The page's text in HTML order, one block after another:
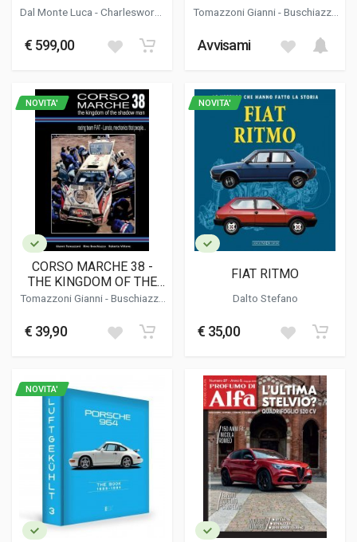
DEFINITIVE HISTORY
Dal Monte Luca -Charlesworth
€ 599,00
OMBRA
Tomazzoni Gianni-Buschiazzo
Avvisami
NOVITA'
CORSO MARCHE 38 -
THE KINGDOM OF THE
SHADOW MAN
Tomazzoni Gianni-Buschiazzo
€ 39,90
NOVITA'
FIAT RITMO
Dalto Stefano
€ 35,00
NOVITA'